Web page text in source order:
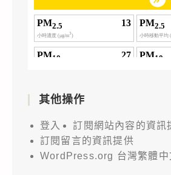
其他操作
登入
訂閱網站內容的資訊
訂閱留言的資訊提供
WordPress.org 台灣繁體中